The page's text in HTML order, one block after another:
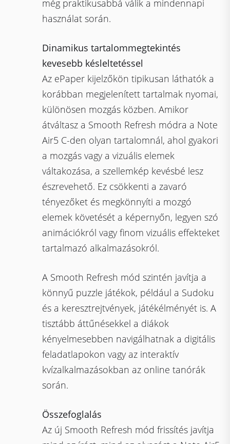
még praktikusabbá válik a mindennapi
használat során.
Dinamikus tartalommegtekintés
kevesebb késleltetéssel
Az ePaper kijelzőkön tipikusan láthatók a
korábban megjelenített tartalmak nyomai,
különösen mozgás közben. Amikor
átváltasz a Smooth Refresh módra a Note
Air5 C-den olyan tartalomnál, ahol gyakori
a mozgás vagy a vizuális elemek
váltakozása, a szellemkép kevésbé lesz
észrevehető. Ez csökkenti a zavaró
tényezőket és megkönnyíti a mozgó
elemek követését a képernyőn, legyen szó
animációkról vagy finom vizuális effekteket
tartalmazó alkalmazásokról.
A Smooth Refresh mód szintén javítja a
könnyű puzzle játékok, például a Sudoku
és a keresztrejtvények, játékélményét is. A
tisztább áttűnésekkel a diákok
kényelmesebben navigálhatnak a digitális
feladatlapokon vagy az interaktív
kvízalkalmazásokban az online tanórák
során.
Összefoglalás
Az új Smooth Refresh mód frissítés javítja